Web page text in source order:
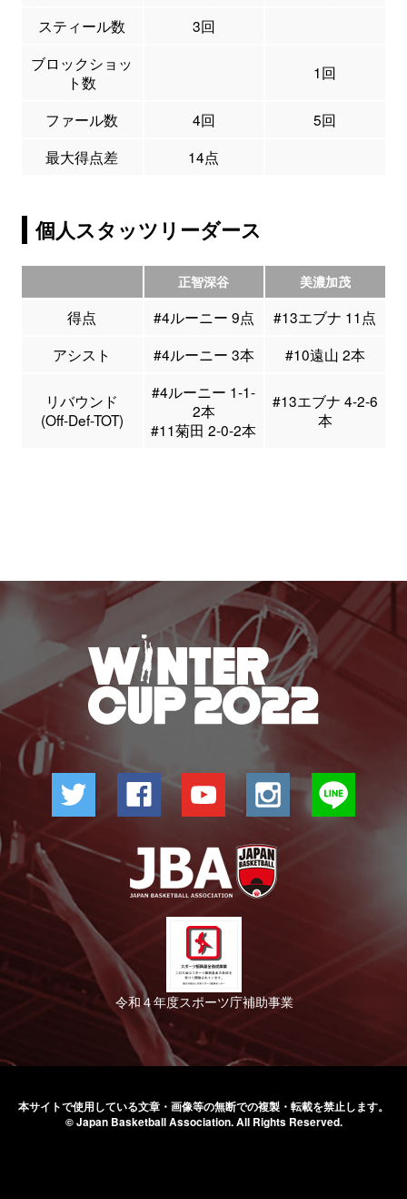
スティール数
3回
ブロックショッ
ト数
1回
ファール数 4回
5回
最大得点差
14点
個人スタッツリーダース
正智深谷 美濃加茂
得点 #4ルーニー 9点
#13エブナ 11点
アシスト
#4ルーニー 3本 #10遠山 2本
リバウンド
(Off-Def-TOT)
#4ルーニー 1-1-
2本
#11菊田 2-0-2本
#13エブナ 4-2-6
本
令和４年度スポーツ庁補助事業
本サイトで使用している文章・画像等の無断での複製・転載を禁止します。
© Japan Basketball Association.All Rights Reserved.